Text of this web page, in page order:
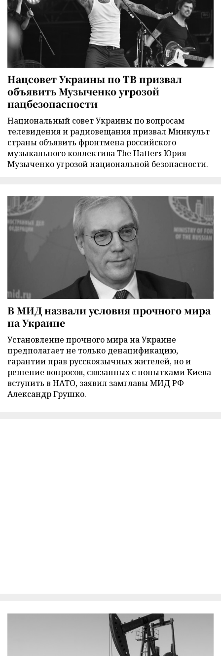
Нацсовет Украины по ТВ призвал
объявить Музыченко угрозой
нацбезопасности
Национальный совет Украины по вопросам
телевидения и радиовещания призвал Минкульт
страны объявить фронтмена российского
музыкального коллектива The Hatters Юрия
Музыченко угрозой национальной безопасности.
В МИД назвали условия прочного мира
на Украине
Установление прочного мира на Украине
предполагает не только денацификацию,
гарантии прав русскоязычных жителей, но и
решение вопросов, связанных с попытками Киева
вступить в НАТО, заявил замглавы МИД РФ
Александр Грушко.